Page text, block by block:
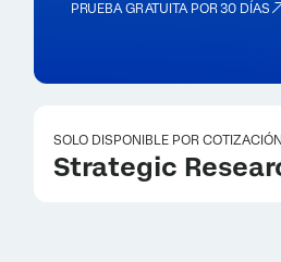
PRUEBA GRATUITA POR 30 DÍAS
SOLO DISPONIBLE POR
Strategic